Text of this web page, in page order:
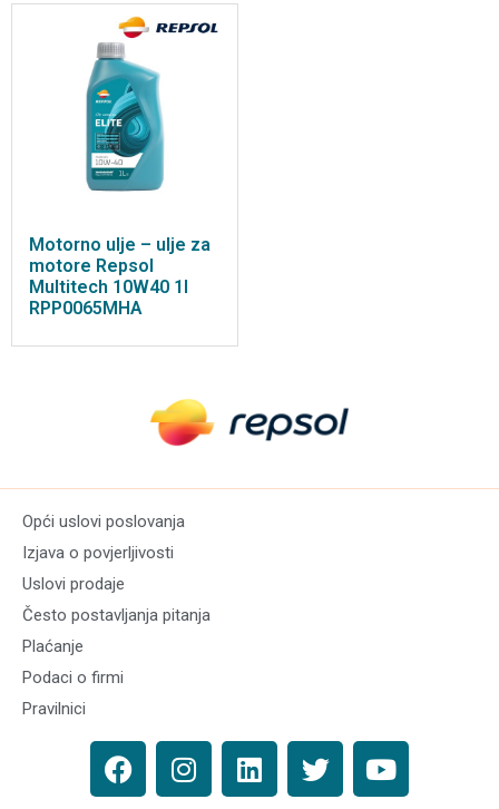
Motorno ulje – ulje za
motore Repsol
Multitech 10W40 1l
RPP0065MHA
Opći uslovi poslovanja
Izjava o povjerljivosti
Uslovi prodaje
Često postavljanja pitanja
Plaćanje
Podaci o firmi
Pravilnici